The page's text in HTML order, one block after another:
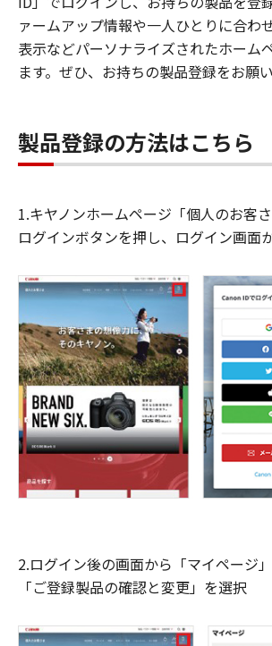
ァームアップ情報や一人ひとりに合わ
表示などパーソナライズされたホーム
ます。ぜひ、お持ちの製品登録をお願
製品登録の方法はこちら
1.キヤノンホームページ「個人のお客
ログインボタンを押し、ログイン画面
2.ログイン後の画面から「マイページ」
「ご登録製品の確認と変更」を選択